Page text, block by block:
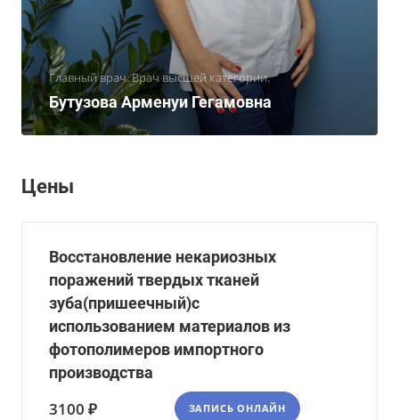
Главный врач. Врач высшей категории.
Бутузова Арменуи Гегамовна
Цены
Восстановление некариозных
поражений твердых тканей
зуба(пришеечный)с
использованием материалов из
фотополимеров импортного
производства
3100 ₽ ЗАПИСЬ ОНЛАЙН